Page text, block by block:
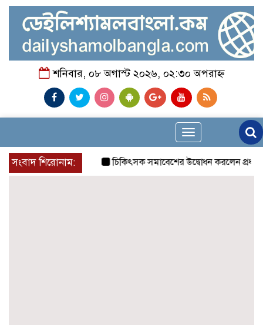
শনিবার, ০৮ অগাস্ট ২০২৬, ০২:৩০ অপরাহ্ন
Toggle
navigation
সংবাদ শিরোনাম:
চিকিৎসক সমাবেশের উদ্বোধন করলেন প্রধানমন্ত্রী